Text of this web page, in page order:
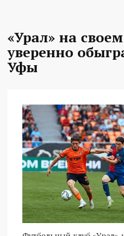
«Урал» на
уверенно
Уфы